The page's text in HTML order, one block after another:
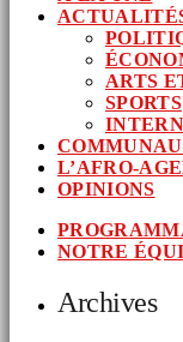
ARTS
SPORTS
L’AFRO-
OPINIONS
NOTRE
Archives